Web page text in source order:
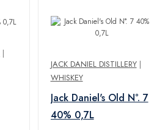
|
JACK DANIEL DISTILLERY|
WHISKEY
Jack Daniel's Old N°. 7
40% 0,7L